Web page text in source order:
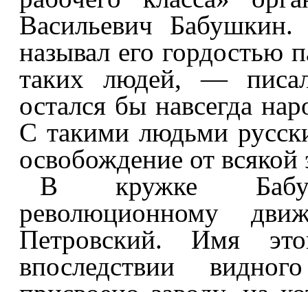
Васильевич
называл его гордостью
таких людей, —
остался бы навсегда
С такими людьми
освобождение от всякой
В кружке
революционному
Петровский. Имя
впоследствии